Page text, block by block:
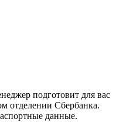
подготовит для вас
отделении Сбербанка.
данные.